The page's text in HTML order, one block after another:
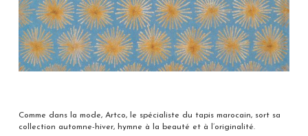
Comme dans la mode, Artco, le spécialiste du tapis marocain, sort sa
collection automne-hiver, hymne à la beauté et à l’originalité.